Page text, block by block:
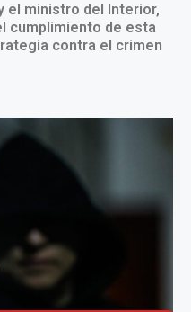
el ministro del Interior,
cumplimiento de esta
contra el crimen